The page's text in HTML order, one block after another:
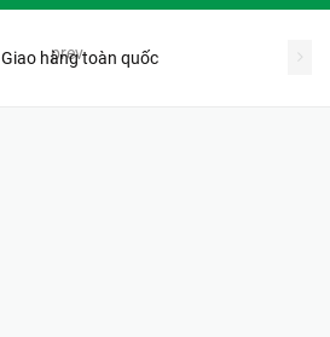
Giao hàng toàn quốc
prev